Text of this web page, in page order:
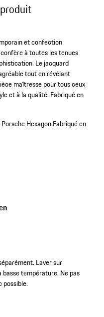
et confection
à toutes les tenues
Le jacquard
tout en révélant
maîtresse pour tous ceux
et à la qualité. Fabriqué en
Hexagon.Fabriqué en
Laver sur
basse température. Ne pas
possible.